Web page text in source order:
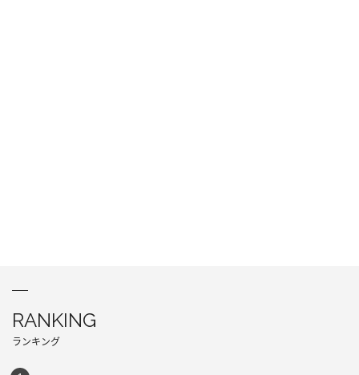
RANKING
ランキング